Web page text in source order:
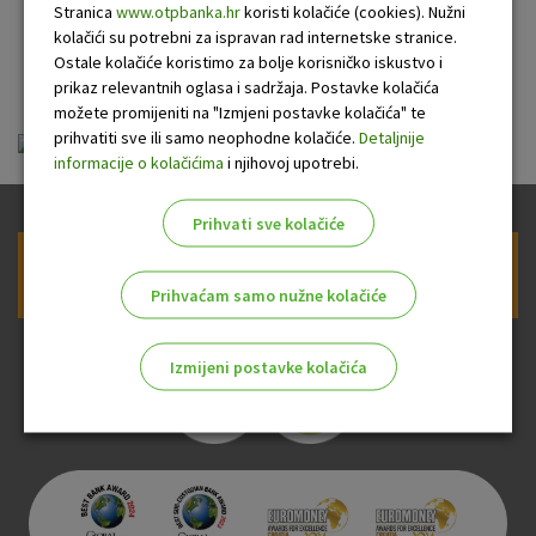
motornih vozila
građanima
ou-krediti-potrosacki-motorna_20110101.pdf
Prijava na newsletter OTP banke
Stranica www.otpbanka.hrkoristi kolačiće (cookies). Nužni
kolačići su potrebni za ispravan rad internetske stranice.
Ostale kolačiće koristimo za bolje korisničko iskustvo i
prikaz relevantnih oglasa i sadržaja. Postavke kolačića
možete promijeniti na "Izmjeni postavke kolačića" te
prihvatiti sve ili samo neophodne kolačiće. Detaljnije
informacije o kolačićima i njihovoj upotrebi.
Prihvati sve kolačiće
Prihvaćam samo nužne kolačiće
Izmijeni postavke kolačića